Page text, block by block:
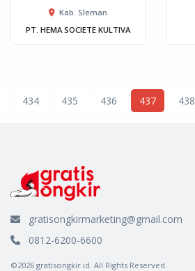
Kab. Sleman
PT. HEMA SOCIETE KULTIVA
434 435 436 437 438
gratisongkirmarketing@gmail.com
0812-6200-6600
©2026 gratisongkir.id. All Rights Reserved.